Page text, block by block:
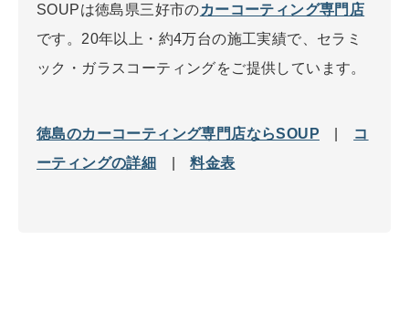
SOUPは徳島県三好市のカーコーティング専門店
です。20年以上・約4万台の施工実績で、セラミ
ック・ガラスコーティングをご提供しています。
徳島のカーコーティング専門店ならSOUP
コ
ーティングの詳細
|料金表